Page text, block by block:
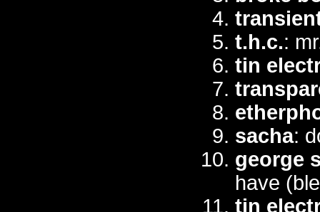
t.h.c.:
tin
sacha:
george
have
tin